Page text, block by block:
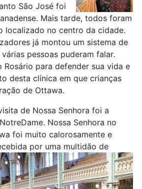
São José foi
Mais tarde, todos foram
localizado no centro da cidade.
já montou um sistema de
pessoas puderam falar.
Rosário para defender sua vida e
desta clínica em que crianças
de Ottawa.
de Nossa Senhora foi a
Nossa Senhora no
foi muito calorosamente e
por uma multidão de